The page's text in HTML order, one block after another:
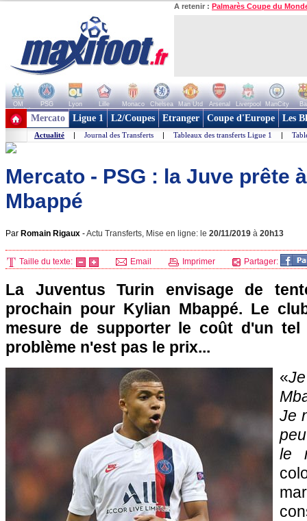
A retenir : Palmarès Coupe du
OM PSG Lyon Lille Monaco Chelsea Man Utd Arsenal Liverpool ManCity
+ de clubs
Mercato Ligue 1 L2/Coupes Etranger Coupe d'Europe Les
Actualité | Journal des Transferts | Tableaux des transferts Ligue 1 |
Mercato - PSG : la Juve prête
Mbappé
Par Romain Rigaux -Actu Transferts, Mise en ligne: le 20/11/2019 à 20h13
Taille du texte: Email Imprimer Partager:
La Juventus Turin envisage de
prochain pour Kylian Mbappé. Le
mesure de supporter le coût d'un tel
problème n'est pas le prix...
«
Je
le